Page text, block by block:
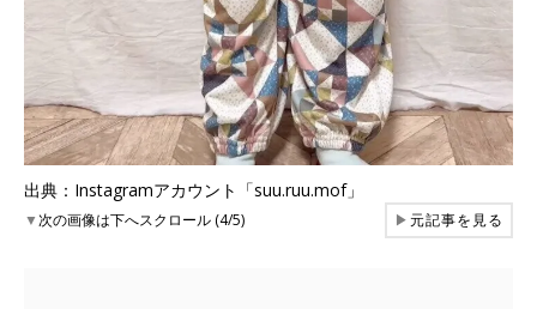
出典：Instagramアカウント「suu.ruu.mof」
▼次の画像は下へスクロール (4/5) ▶元記事を見る